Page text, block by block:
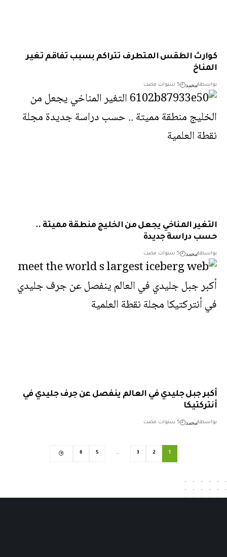
الطقس المتطرف تتراكم بسبب تفاقم تغير
محمد 5 سنوات مضت
المناخي يجعل من الخليج منطقة مميتة ..
دراسة جديدة
محمد 5 سنوات مضت
جبل جليدي في العالم ينفصل عن جرف جليدي في
محمد 5 سنوات مضت
…
5